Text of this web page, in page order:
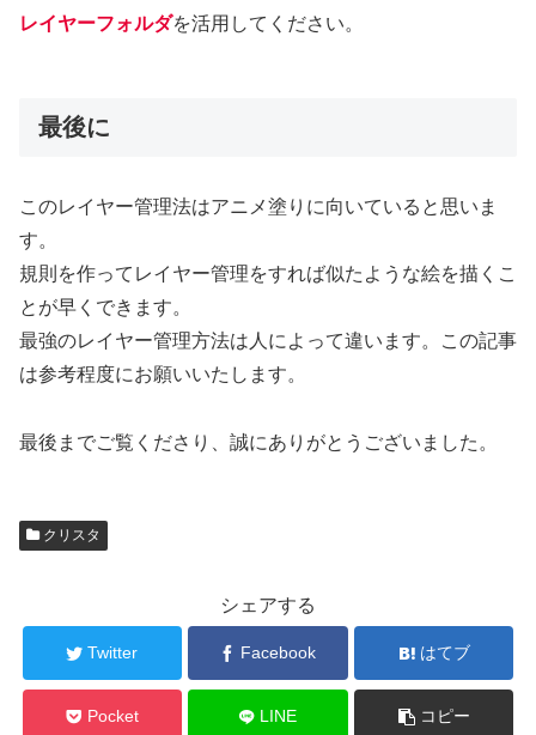
レイヤーフォルダを活用してください。
最後に
このレイヤー管理法はアニメ塗りに向いていると思いま
す。
規則を作ってレイヤー管理をすれば似たような絵を描くこ
とが早くできます。
最強のレイヤー管理方法は人によって違います。この記事
は参考程度にお願いいたします。
最後までご覧くださり、誠にありがとうございました。
クリスタ
シェアする
Twitter Facebook はてブ
Pocket LINE コピー